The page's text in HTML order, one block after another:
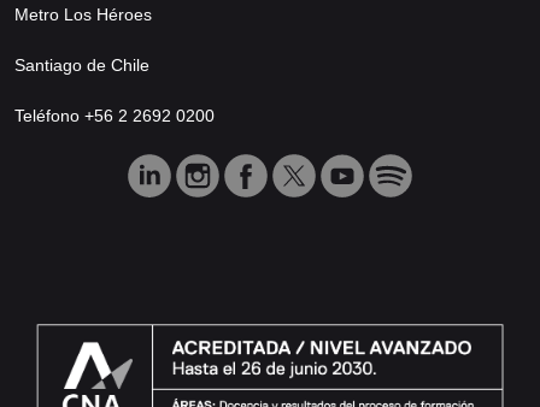
Metro Los Héroes
Santiago de Chile
Teléfono +56 2 2692 0200